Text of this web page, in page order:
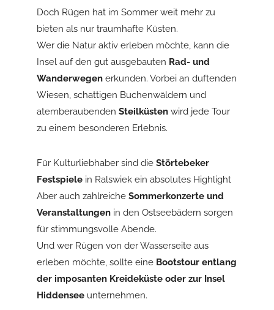
Doch Rügen hat im Sommer weit mehr zu
bieten als nur traumhafte Küsten.
Wer die Natur aktiv erleben möchte, kann die
Insel auf den gut ausgebauten Rad- und
Wanderwegen erkunden. Vorbei an duftenden
Wiesen, schattigen Buchenwäldern und
atemberaubenden Steilküsten wird jede Tour
zu einem besonderen Erlebnis.
Für Kulturliebhaber sind die Störtebeker
Festspiele in Ralswiek ein absolutes Highlight
Aber auch zahlreiche Sommerkonzerte und
Veranstaltungen in den Ostseebädern sorgen
für stimmungsvolle Abende.
Und wer Rügen von der Wasserseite aus
erleben möchte, sollte eine Bootstour entlang
der imposanten Kreideküste oder zur Insel
Hiddensee unternehmen.